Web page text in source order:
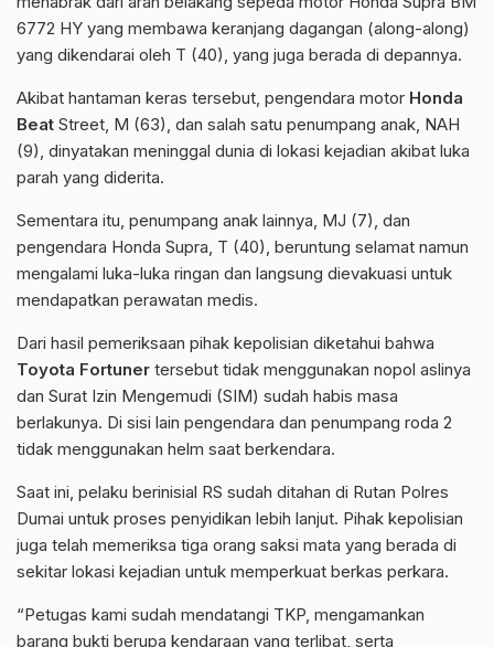
6772 HY yang membawa keranjang dagangan (along-along)
yang dikendarai oleh T (40), yang juga berada di depannya.
Akibat hantaman keras tersebut, pengendara motor Honda
Beat Street, M (63), dan salah satu penumpang anak, NAH
(9), dinyatakan meninggal dunia di lokasi kejadian akibat luka
parah yang diderita.
Sementara itu, penumpang anak lainnya, MJ (7), dan
pengendara Honda Supra, T (40), beruntung selamat namun
mengalami luka-luka ringan dan langsung dievakuasi untuk
mendapatkan perawatan medis.
Dari hasil pemeriksaan pihak kepolisian diketahui bahwa
Toyota Fortuner tersebut tidak menggunakan nopol aslinya
dan Surat Izin Mengemudi (SIM) sudah habis masa
berlakunya. Di sisi lain pengendara dan penumpang roda 2
tidak menggunakan helm saat berkendara.
Saat ini, pelaku berinisial RS sudah ditahan di Rutan Polres
Dumai untuk proses penyidikan lebih lanjut. Pihak kepolisian
juga telah memeriksa tiga orang saksi mata yang berada di
sekitar lokasi kejadian untuk memperkuat berkas perkara.
“Petugas kami sudah mendatangi TKP, mengamankan
barang bukti berupa kendaraan yang terlibat, serta